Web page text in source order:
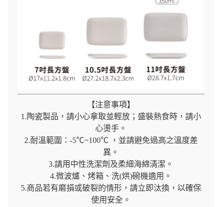
【注意事項】
1.陶瓷製品，請小心拿取並輕放；盛裝熱食時，請小
心燙手。
2.耐溫範圍：-5℃~100℃ ，並請避免過高之溫度差
異。
3.請用中性洗潔劑及柔細海綿清潔。
4.微波爐、烤箱、洗(烘)碗機適用。
5.商品若有磨損或破裂的情形，請立即汰換，以確保
使用安全。